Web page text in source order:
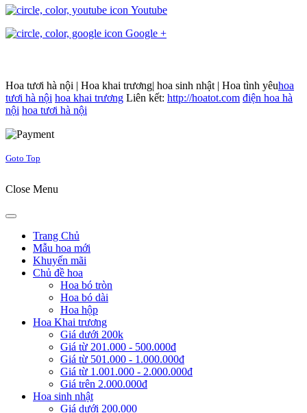
Youtube
Google +
Hoa tươi hà nội | Hoa khai trương| hoa sinh nhật | Hoa tình yêuhoa
tươi hà nội hoa khai trương Liên kết: http://hoatot.com điện hoa hà
nội hoa tươi hà nội
Goto Top
Close Menu
Trang Chủ
Mẫu hoa mới
Khuyến mãi
Chủ đề hoa
Hoa bó tròn
Hoa bó dài
Hoa hộp
Hoa Khai trương
Giá dưới 200k
Giá từ 201.000 - 500.000đ
Giá từ 501.000 - 1.000.000đ
Giá từ 1.001.000 - 2.000.000đ
Giá trên 2.000.000đ
Hoa sinh nhật
Giá dưới 200.000